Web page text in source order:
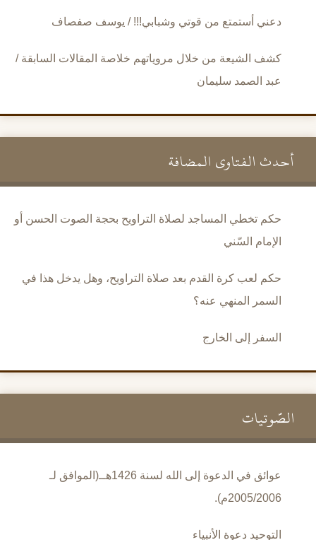
دعني أستمتع من قوتي وشبابي!!! / يوسف صفصاف
كشف الشيعة من خلال مروياتهم خلاصة المقالات السابقة /
عبد الصمد سليمان
أحدث الفتاوى المضافة
حكم تخطي المساجد لصلاة التراويح بحجة الصوت الحسن أو
الإمام السّني
حكم لعب كرة القدم بعد صلاة التراويح، وهل يدخل هذا في
السمر المنهي عنه؟
السفر إلى الخارج
الصَّوتيات
عوائق في الدعوة إلى الله لسنة 1426هــ(الموافق لـ
2005/2006م).
التوحيد دعوة الأنبياء